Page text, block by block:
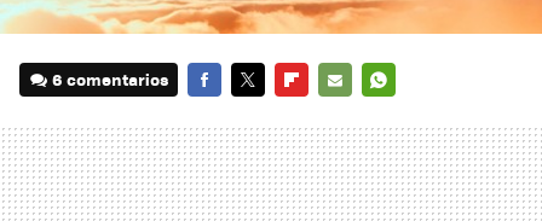
6 comentarios
MAIL